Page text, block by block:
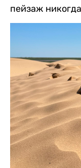
пейзаж